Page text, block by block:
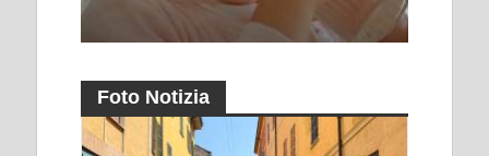
Foto Notizia